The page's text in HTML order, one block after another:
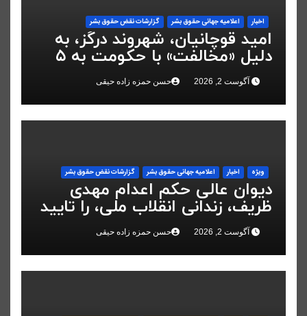
اخبار اعلاميه جهانی حقوق بشر گزارشات نقض حقوق بشر
امید قوچانیان، شهروند درگز، به
دلیل «مخالفت» با حکومت به ۵
سال زندان محکوم شد
آگوست 2, 2026 حسن حمزه زاده حیقی
ویژه اخبار اعلاميه جهانی حقوق بشر گزارشات نقض حقوق بشر
دیوان عالی حکم اعدام مهدی
ظریف، زندانی انقلاب ملی، را تایید
کرد آگوست 2, 2026 حسن حمزه زاده حیقی